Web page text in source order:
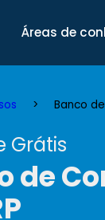
Áreas de
Banco
Grátis
de